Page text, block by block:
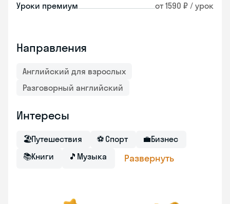
Уроки премиум от 1590 ₽ / урок
Направления
Английский для взрослых
Разговорный английский
Интересы
🏖Путешествия ⚽ Спорт 💼Бизнес
📚Книги 🎵 Музыка Развернуть